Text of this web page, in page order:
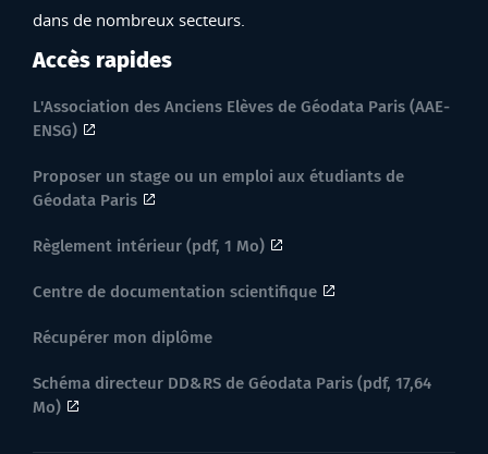
dans de nombreux secteurs.
Accès rapides
L'Association des Anciens Elèves de Géodata Paris (AAE-
ENSG)
Proposer un stage ou un emploi aux étudiants de
Géodata Paris
Règlement intérieur (pdf, 1 Mo)
Centre de documentation scientifique
Récupérer mon diplôme
Schéma directeur DD&RS de Géodata Paris (pdf, 17,64
Mo)